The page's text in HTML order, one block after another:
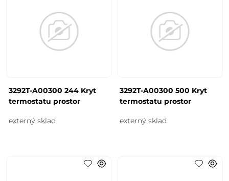
3292T-A00300 244 Kryt
termostatu prostor
externý sklad
3292T-A00300 500 Kryt
termostatu prostor
externý sklad